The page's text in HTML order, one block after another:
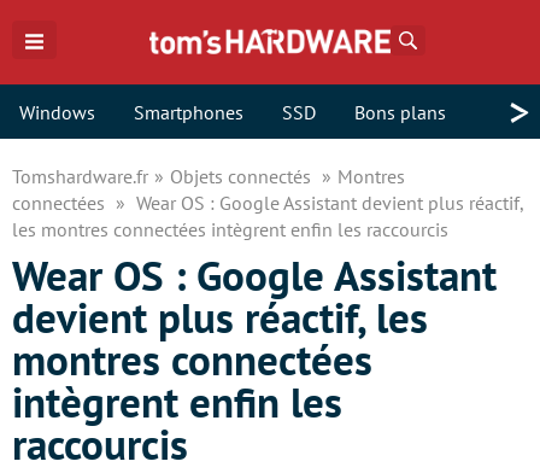
Windows Smartphones SSD Bons plans >
Tomshardware.fr Objets connectés
Montres
connectées
Wear OS : Google Assistant devient plus réactif,
les montres connectées intègrent enfin les raccourcis
Wear OS : Google Assistant
devient plus réactif, les
montres connectées
intègrent enfin les
raccourcis